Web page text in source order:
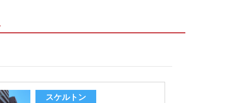
スケルトン